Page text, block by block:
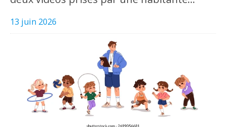
13 juin 2026